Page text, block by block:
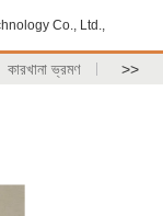
Co., Ltd.,
কারখানা ভ্রমণ >>